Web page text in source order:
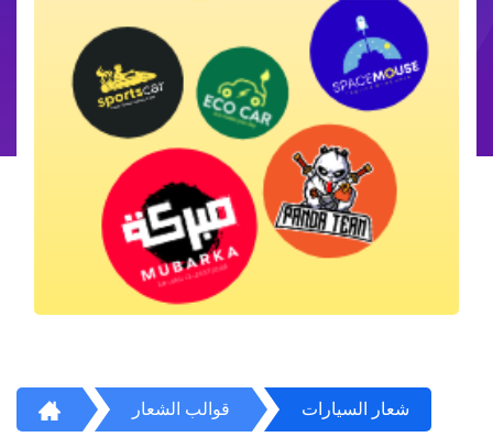
قوالب الشعار شعار السيارات